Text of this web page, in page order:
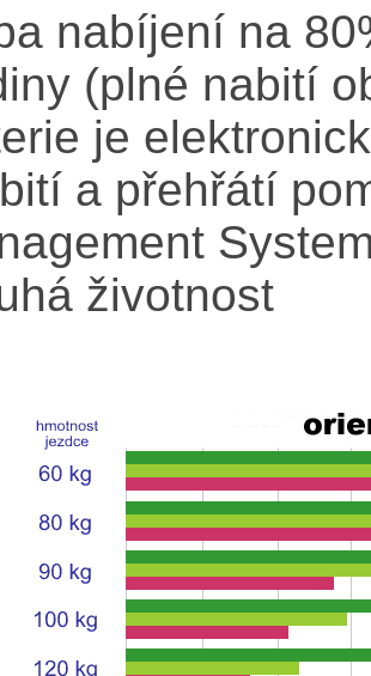
nabíjení na
(plné nabití
je
a přehřátí
životnost